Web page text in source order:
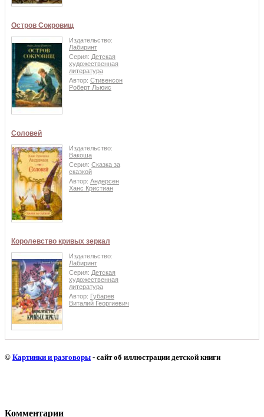
Остров Сокровищ
Издательство:
Лабиринт
Серия: Детская
художественная
литература
Автор: Стивенсон
Роберт Льюис
Соловей
Издательство:
Вакоша
Серия: Сказка за
сказкой
Автор: Андерсен
Ханс Кристиан
Королевство кривых зеркал
Издательство:
Лабиринт
Серия: Детская
художественная
литература
Автор: Губарев
Виталий Георгиевич
© Картинки и разговоры - сайт об иллюстрации детской книги
Комментарии